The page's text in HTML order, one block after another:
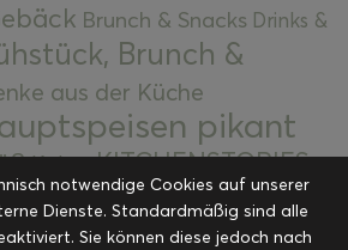
Brunch & Snacks Drinks &
Brunch &
aus der Küche
pikant
KekseKITCHENSTORIES
& Desserts Kuchen und
Mitbringsel &
notwendige Cookies auf unserer
Dienste. Standardmäßig sind alle
Sie können diese jedoch nach